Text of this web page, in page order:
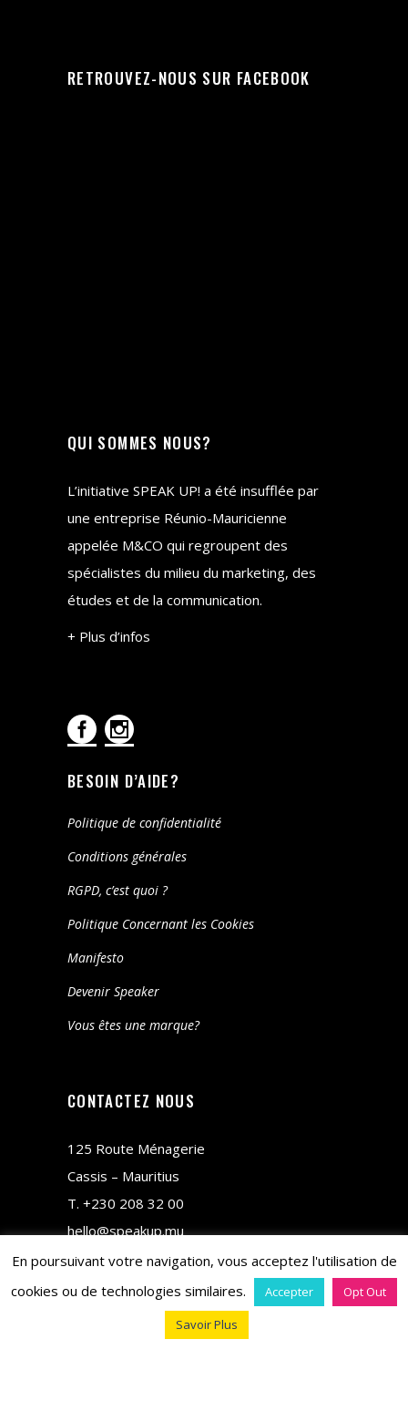
RETROUVEZ-NOUS SUR FACEBOOK
QUI SOMMES NOUS?
L’initiative SPEAK UP! a été insufflée par
une entreprise Réunio-Mauricienne
appelée M&CO qui regroupent des
spécialistes du milieu du marketing, des
études et de la communication.
+ Plus d’infos
BESOIN D’AIDE?
Politique de confidentialité
Conditions générales
RGPD, c’est quoi ?
Politique Concernant les Cookies
Manifesto
Devenir Speaker
Vous êtes une marque?
CONTACTEZ NOUS
125 Route Ménagerie
Cassis – Mauritius
T. +230 208 32 00
hello@speakup.mu
En poursuivant votre navigation, vous acceptez l'utilisation de
cookies ou de technologies similaires.
Accepter
Opt Out
Savoir Plus